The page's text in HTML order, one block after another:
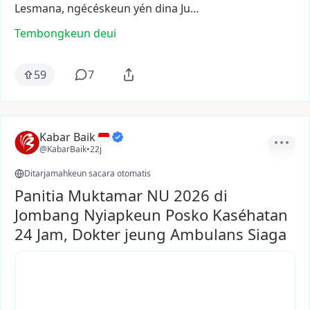
Lesmana, ngécéskeun yén dina Ju…
Tembongkeun deui
59 7
Kabar Baik
@KabarBaik•22j
Ditarjamahkeun sacara otomatis
Panitia Muktamar NU 2026 di
Jombang Nyiapkeun Posko Kaséhatan
24 Jam, Dokter jeung Ambulans Siaga